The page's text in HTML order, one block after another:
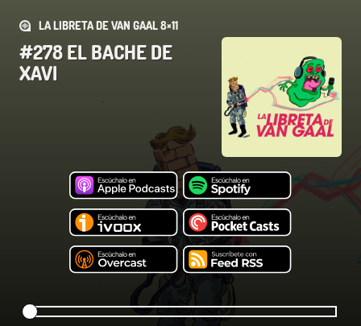
LA LIBRETA DE VAN GAAL 8×11
#278 EL BACHE DE
XAVI